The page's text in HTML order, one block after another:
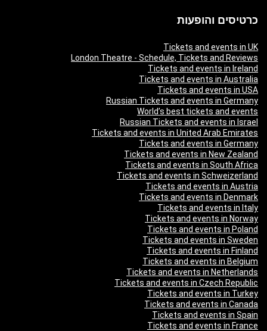
כרטיסים והופעות
Tickets and events in UK
London Theatre - Schedule, Tickets and Reviews
Tickets and events in Ireland
Tickets and events in Australia
Tickets and events in USA
Russian Tickets and events in Germany
World’s best tickets and events
Russian Tickets and events in Israel
Tickets and events in United Arab Emirates
Tickets and events in Germany
Tickets and events in New Zealand
Tickets and events in South Africa
Tickets and events in Schweizerland
Tickets and events in Austria
Tickets and events in Denmark
Tickets and events in Italy
Tickets and events in Norway
Tickets and events in Poland
Tickets and events in Sweden
Tickets and events in Finland
Tickets and events in Belgium
Tickets and events in Netherlands
Tickets and events in Czech Republic
Tickets and events in Turkey
Tickets and events in Canada
Tickets and events in Spain
Tickets and events in France